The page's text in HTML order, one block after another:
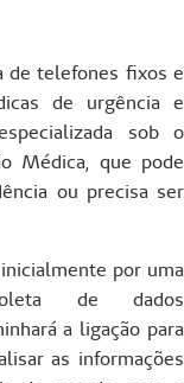
de telefones fixos e
de urgência e
sob o
Médica, que pode
ou precisa ser
por uma
de dados
a ligação para
as informações